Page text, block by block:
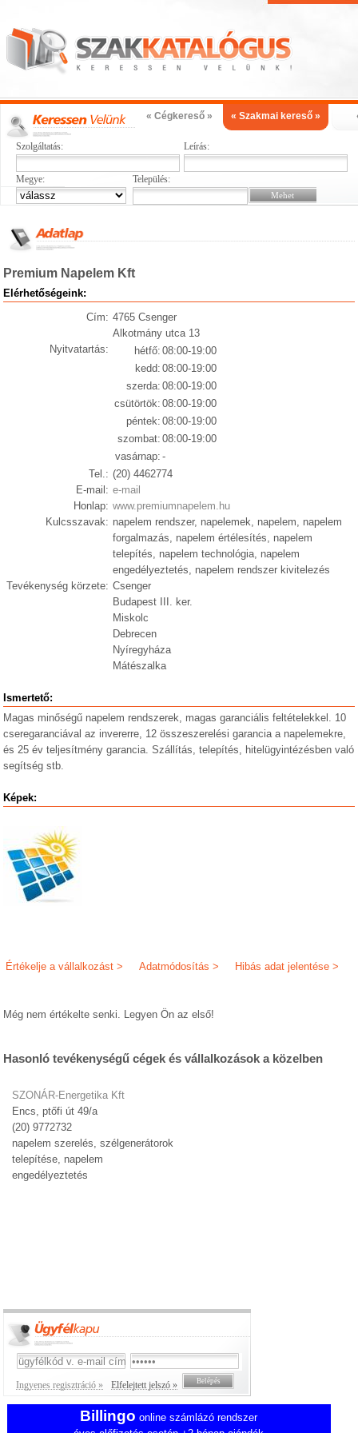
« Cégkereső » « Szakmai kereső »
Szolgáltatás: Leírás:
Megye: Település:
Premium Napelem Kft
Elérhetőségeink:
Cím: 4765 Csenger
Alkotmány utca 13
Nyitvatartás:
hétfő: 08:00-19:00
kedd: 08:00-19:00
szerda: 08:00-19:00
csütörtök: 08:00-19:00
péntek: 08:00-19:00
szombat: 08:00-19:00
vasárnap: -
Tel.: (20) 4462774
E-mail: e-mail
Honlap: www.premiumnapelem.hu
Kulcsszavak: napelem rendszer, napelemek, napelem, napelem
forgalmazás, napelem értélesítés, napelem
telepítés, napelem technológia, napelem
engedélyeztetés, napelem rendszer kivitelezés
Tevékenység körzete: Csenger
Budapest III. ker.
Miskolc
Debrecen
Nyíregyháza
Mátészalka
Ismertető:
Magas minőségű napelem rendszerek, magas garanciális feltételekkel. 10
cseregaranciával az invererre, 12 összeszerelési garancia a napelemekre,
és 25 év teljesítmény garancia. Szállítás, telepítés, hitelügyintézésben való
segítség stb.
Képek:
Hibás adat jelentése >
Adatmódosítás >
Értékelje a vállalkozást >
Még nem értékelte senki. Legyen Ön az első!
Hasonló tevékenységű cégek és vállalkozások a közelben
SZONÁR-Energetika Kft
Encs, ptőfi út 49/a
(20) 9772732
napelem szerelés, szélgenerátorok
telepítése, napelem
engedélyeztetés
Ingyenes regisztráció » Elfelejtett jelszó »
Billingo online számlázó rendszer